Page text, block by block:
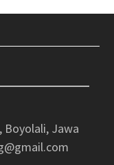
Boyolali, Jawa